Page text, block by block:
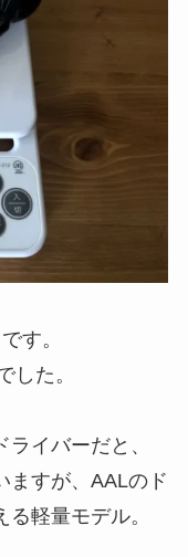
です。
した。
イバーだと、
ますが、AALのド
軽量モデル。